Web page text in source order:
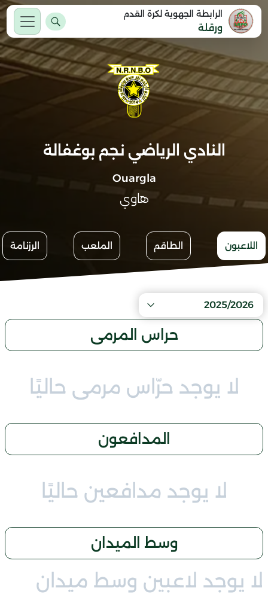
الرابطة الجهوية لكرة القدم
ورقلة
النادي الرياضي نجم بوغفالة
Ouargla
هاوي
اللاعبون الطاقم الملعب الرزنامة
2025/2026
حراس المرمى
لا يوجد حرّاس مرمى حاليًا
المدافعون
لا يوجد مدافعين حاليًا
وسط الميدان
لا يوجد لاعبين وسط ميدان